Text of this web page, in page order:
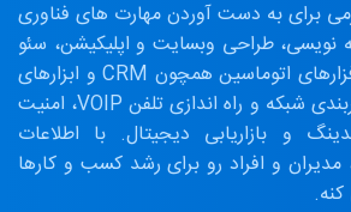
برای به دست آوردن مهارت های فناوری
نویسی، طراحی وبسایت و اپلیکیشن، سئو
حرفه ایی، تولید نرم افزارهای اتوماسین همچون CRM و ابزارهای
آنلاین و هوشمند، پیکربندی شبکه و راه اندازی تلفن VOIP، امنیت
و بازاریابی دیجیتال. با اطلاعات
مدیران و افراد رو برای رشد کسب و کارها